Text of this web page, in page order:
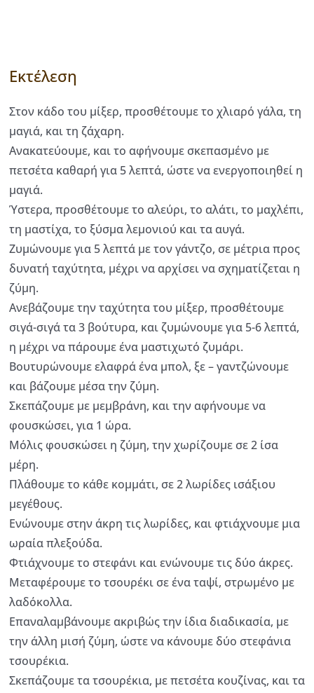
Εκτέλεση
Στον κάδο του μίξερ, προσθέτουμε το χλιαρό γάλα, τη
μαγιά, και τη ζάχαρη.
Ανακατεύουμε, και το αφήνουμε σκεπασμένο με
πετσέτα καθαρή για 5 λεπτά, ώστε να ενεργοποιηθεί η
μαγιά.
Ύστερα, προσθέτουμε το αλεύρι, το αλάτι, το μαχλέπι,
τη μαστίχα, το ξύσμα λεμονιού και τα αυγά.
Ζυμώνουμε για 5 λεπτά με τον γάντζο, σε μέτρια προς
δυνατή ταχύτητα, μέχρι να αρχίσει να σχηματίζεται η
ζύμη.
Ανεβάζουμε την ταχύτητα του μίξερ, προσθέτουμε
σιγά-σιγά τα 3 βούτυρα, και ζυμώνουμε για 5-6 λεπτά,
η μέχρι να πάρουμε ένα μαστιχωτό ζυμάρι.
Βουτυρώνουμε ελαφρά ένα μπολ, ξε – γαντζώνουμε
και βάζουμε μέσα την ζύμη.
Σκεπάζουμε με μεμβράνη, και την αφήνουμε να
φουσκώσει, για 1 ώρα.
Μόλις φουσκώσει η ζύμη, την χωρίζουμε σε 2 ίσα
μέρη.
Πλάθουμε το κάθε κομμάτι, σε 2 λωρίδες ισάξιου
μεγέθους.
Ενώνουμε στην άκρη τις λωρίδες, και φτιάχνουμε μια
ωραία πλεξούδα.
Φτιάχνουμε το στεφάνι και ενώνουμε τις δύο άκρες.
Μεταφέρουμε το τσουρέκι σε ένα ταψί, στρωμένο με
λαδόκολλα.
Επαναλαμβάνουμε ακριβώς την ίδια διαδικασία, με
την άλλη μισή ζύμη, ώστε να κάνουμε δύο στεφάνια
τσουρέκια.
Σκεπάζουμε τα τσουρέκια, με πετσέτα κουζίνας, και τα